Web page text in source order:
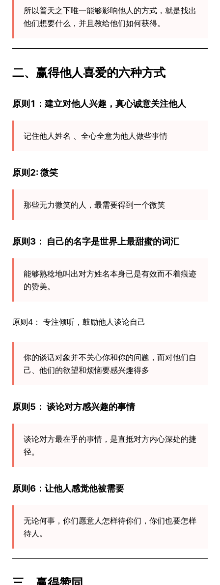
所以普天之下唯一能够影响他人的方式，就是找出
他们想要什么，并且教给他们如何获得。
二、赢得他人喜爱的六种方式
原则1：建立对他人兴趣，真心诚意关注他人
记住他人姓名 、全心全意为他人做些事情
原则2: 微笑
那些无力微笑的人，最需要得到一个微笑
原则3： 自己的名字是世界上最甜蜜的词汇
能够熟稔地叫出对方姓名本身已是有效而不着痕迹
的赞美。
原则4： 专注倾听，鼓励他人谈论自己
你的谈话对象并不关心你和你的问题，而对他们自
己、他们的欲望和烦恼要感兴趣得多
原则5： 谈论对方感兴趣的事情
谈论对方最在乎的事情，是直抵对方内心深处的捷
径。
原则6：让他人感觉他被需要
无论何事，你们愿意人怎样待你们，你们也要怎样
待人。